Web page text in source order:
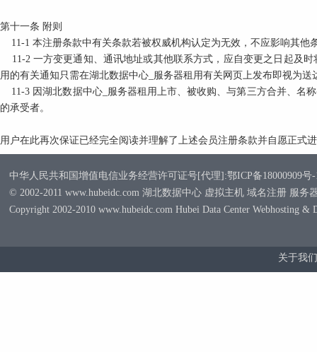
第十一条 附则
11-1 本注册条款中有关条款若被权威机构认定为无效，不应影响其
11-2 一方变更通知、通讯地址或其他联系方式，应自变更之日起及
用的有关通知只需在湖北数据中心_服务器租用有关网页上发布即视为送
11-3 因湖北数据中心_服务器租用上市、被收购、与第三方合并、名
的承受者。
用户在此再次保证已经完全阅读并理解了上述会员注册条款并自愿正式
中华人民共和国增值电信业务经营许可证号[代理]:鄂ICP备18000909号-
© 2002-2011 www.hubeidc.com 湖北数据中心 虚拟主机 域名注册 服务
Copyright 2002-2010 www.hubeidc.com Hubei Data Center Webhosting &
关于我们